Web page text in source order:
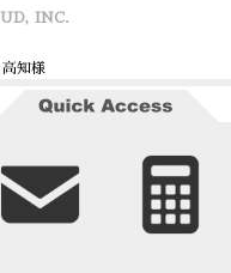
INC.
知様